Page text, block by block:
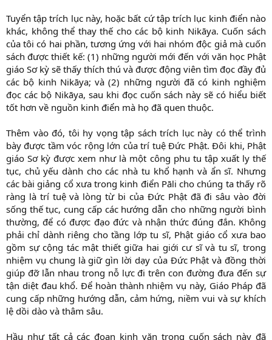
Tuyển tập trích lục này, hoặc bất cứ tập trích lục kinh điển nào
khác, không thể thay thế cho các bộ kinh Nikāya. Cuốn sách
của tôi có hai phần, tương ứng với hai nhóm độc giả mà cuốn
sách được thiết kế: (1) những người mới đến với văn học Phật
giáo Sơ kỳ sẽ thấy thích thú và được động viên tìm đọc đầy đủ
các bộ kinh Nikāya; và (2) những người đã có kinh nghiệm
đọc các bộ Nikāya, sau khi đọc cuốn sách này sẽ có hiểu biết
tốt hơn về nguồn kinh điển mà họ đã quen thuộc.
Thêm vào đó, tôi hy vọng tập sách trích lục này có thể trình
bày được tầm vóc rộng lớn của trí tuệ Đức Phật. Đôi khi, Phật
giáo Sơ kỳ được xem như là một công phu tu tập xuất ly thế
tục, chủ yếu dành cho các nhà tu khổ hạnh và ẩn sĩ. Nhưng
các bài giảng cổ xưa trong kinh điển Pāli cho chúng ta thấy rõ
ràng là trí tuệ và lòng từ bi của Đức Phật đã đi sâu vào đời
sống thế tục, cung cấp các hướng dẫn cho những người bình
thường, để có được đạo đức và nhận thức đúng đắn. Không
phải chỉ dành riêng cho tầng lớp tu sĩ, Phật giáo cổ xưa bao
gồm sự cộng tác mật thiết giữa hai giới cư sĩ và tu sĩ, trong
nhiệm vụ chung là giữ gìn lời dạy của Đức Phật và đồng thời
giúp đỡ lẫn nhau trong nỗ lực đi trên con đường đưa đến sự
tận diệt đau khổ. Để hoàn thành nhiệm vụ này, Giáo Pháp đã
cung cấp những hướng dẫn, cảm hứng, niềm vui và sự khích
lệ dồi dào và thâm sâu.
Hầu như tất cả các đoạn kinh văn trong cuốn sách này đã